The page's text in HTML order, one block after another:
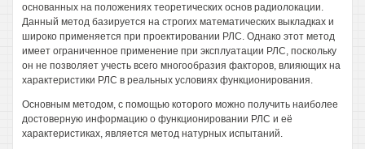
основанных на положениях теоретических основ радиолокации.
Данный метод базируется на строгих математических выкладках и
широко применяется при проектировании РЛС. Однако этот метод
имеет ограниченное применение при эксплуатации РЛС, поскольку
он не позволяет учесть всего многообразия факторов, влияющих на
характеристики РЛС в реальных условиях функционирования.
Основным методом, с помощью которого можно получить наиболее
достоверную информацию о функционировании РЛС и её
характеристиках, является метод натурных испытаний.